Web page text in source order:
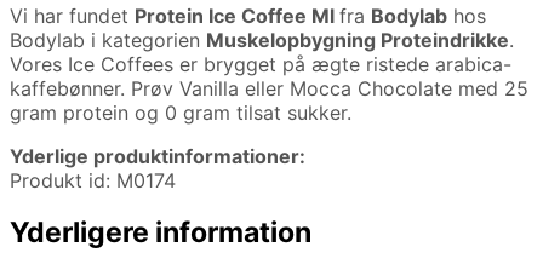
Vi har fundet Protein Ice Coffee Ml fra Bodylab hos
Bodylab i kategorien Muskelopbygning Proteindrikke.
Vores Ice Coffees er brygget på ægte ristede arabica-
kaffebønner. Prøv Vanilla eller Mocca Chocolate med 25
gram protein og 0 gram tilsat sukker.
Yderlige produktinformationer:
Produkt id: M0174
Yderligere information